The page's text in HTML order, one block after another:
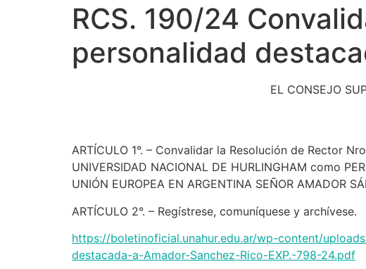
RCS. 190/24
personalidad
EL CONSEJO
ARTÍCULO 1°. – Convalidar la Resolución de Rector
UNIVERSIDAD NACIONAL DE HURLINGHAM como
UNIÓN EUROPEA EN ARGENTINA SEÑOR AMADOR
ARTÍCULO 2°. – Regístrese, comuníquese y archívese.
https://boletinoficial.unahur.edu.ar/wp-content/
destacada-a-Amador-Sanchez-Rico-EXP.-798-24.pdf